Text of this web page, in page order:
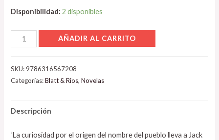
Disponibilidad: 2 disponibles
AÑADIR AL CARRITO
SKU:9786316567208
Categorías:Blatt & Rios,Novelas
Descripción
‘La curiosidad por el origen del nombre del pueblo lleva a Jack